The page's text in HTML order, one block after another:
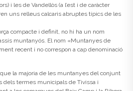
i les de Vandellòs (a l’est i de caràcter
uns relleus calcaris abruptes típics de les
compacte i definit, no hi ha un nom
muntanyós. El nom «Muntanyes de
recent i no correspon a cap denominació
la majoria de les muntanyes del conjunt
dels termes municipals de Tivissa i